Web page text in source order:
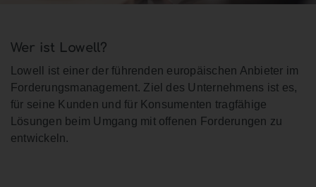
Wer ist Lowell?
Lowell ist einer der führenden europäischen Anbieter im
Forderungsmanagement. Ziel des Unternehmens ist es,
für seine Kunden und für Konsumenten tragfähige
Lösungen beim Umgang mit offenen Forderungen zu
entwickeln.